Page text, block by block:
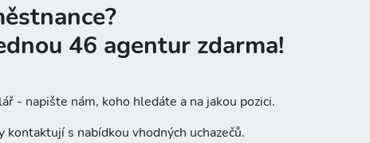
46 agentur zdarma!
- napište nám, koho hledáte a na jakou pozici.
kontaktují s nabídkou vhodných uchazečů.